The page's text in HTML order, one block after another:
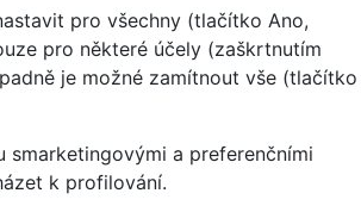
pro všechny (tlačítko Ano,
pro některé účely (zaškrtnutím
je možné zamítnout vše (tlačítko
smarketingovými a preferenčními
k profilování.